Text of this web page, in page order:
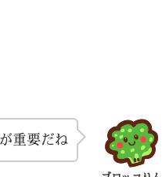
重要だね